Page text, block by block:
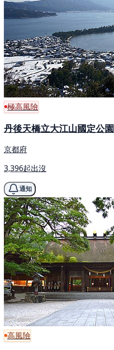
極高風險
丹後天橋立大江山國定公園
京都府
3,396起出沒
通知
高風險